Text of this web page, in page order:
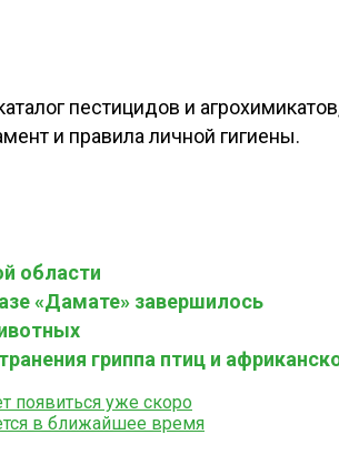
пестицидов и
и правила личной гигиены.
области
«Дамате» завершилось
гриппа птиц и
появиться уже скоро
в ближайшее время